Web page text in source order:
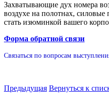
Захватывающие дух номера
воздухе на полотнах,
стать изюминкой вашего
Форма обратной связи
Связаться по вопросам
Предыдущая Вернуться к